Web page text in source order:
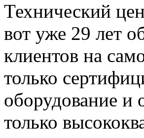
Технический
вот уже 29 лет
клиентов на
только
оборудование и
только